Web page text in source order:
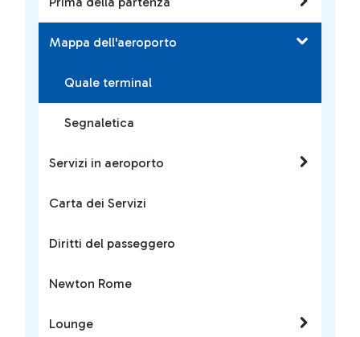
Mappa dell'aeroporto
Quale terminal
Segnaletica
Servizi in aeroporto
Carta dei Servizi
Diritti del passeggero
Newton Rome
Lounge